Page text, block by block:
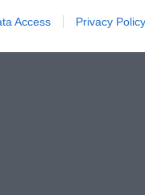
Access Privacy Policy